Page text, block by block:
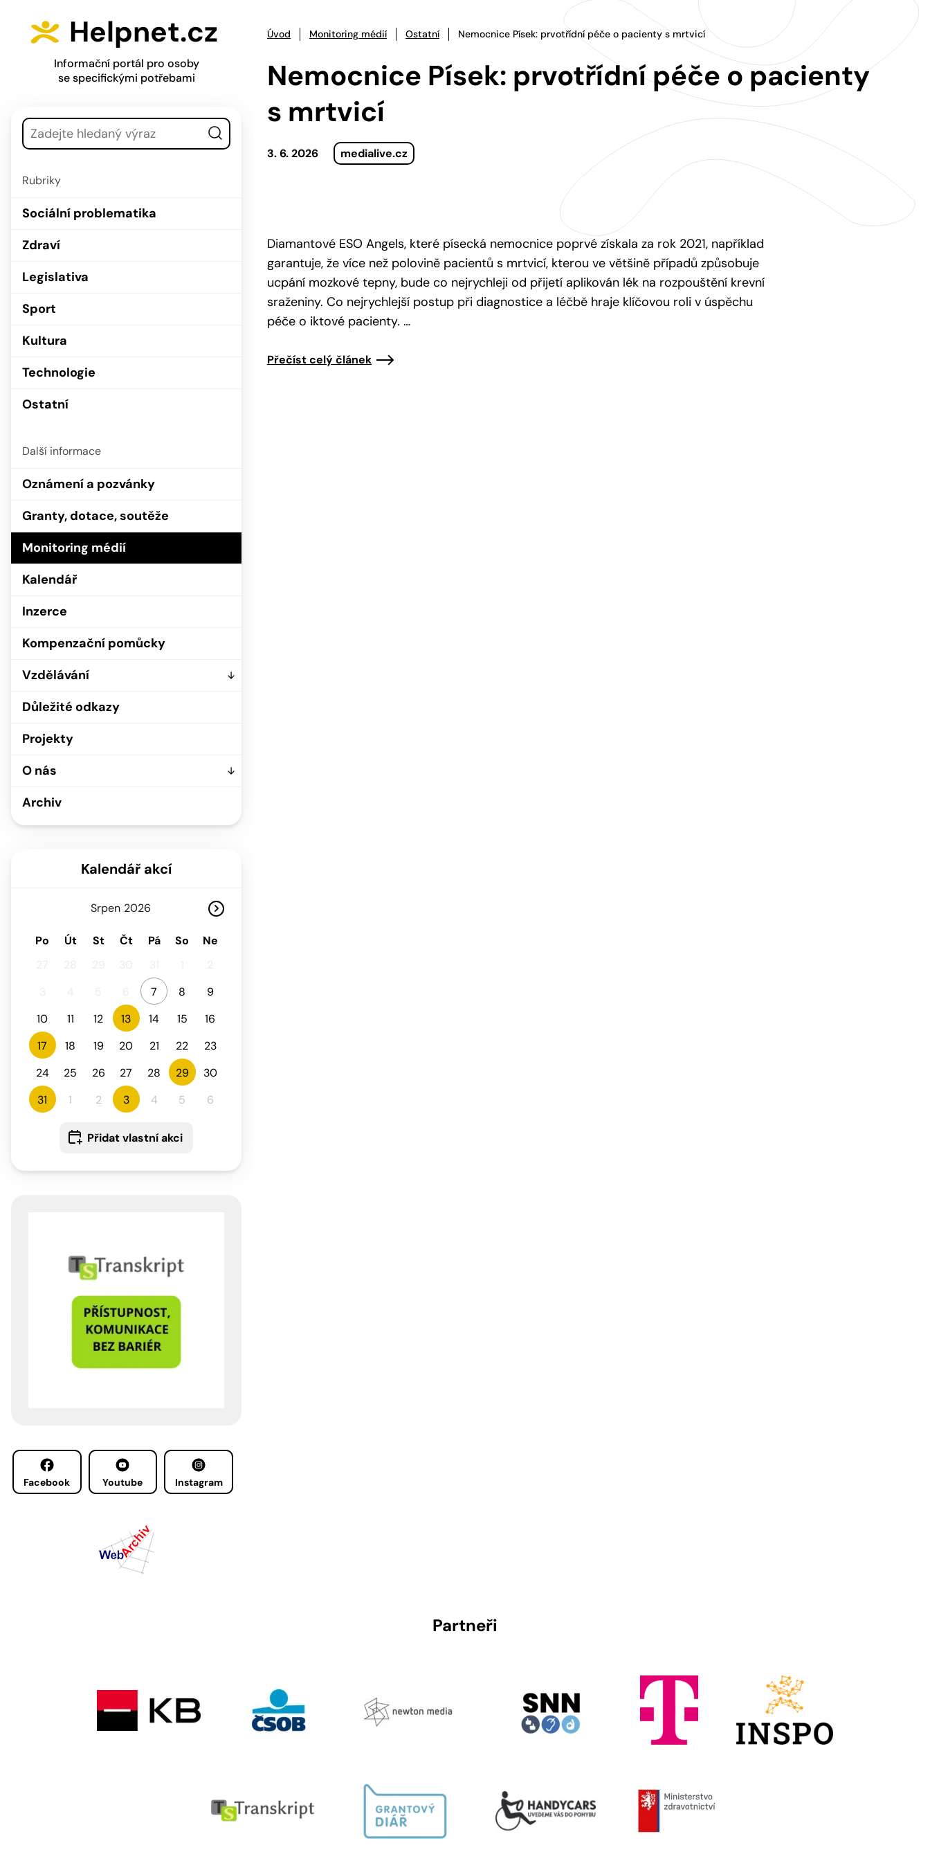
Helpnet.cz
Informační portál pro osoby
se specifickými potřebami
Rubriky
Sociální problematika
Zdraví
Legislativa
Sport
Kultura
Technologie
Ostatní
Další informace
Oznámení a pozvánky
Granty, dotace, soutěže
Monitoring médií
Kalendář
Inzerce
Kompenzační pomůcky
Vzdělávání
Důležité odkazy
Projekty
O nás
Archiv
Kalendář akcí
Srpen
Po Út St Čt Pá So
Ne
7 8
9
10
11 12 13 14 15
16
17
18 19 20 21 22
23
24
25 26 27 28 29
30
31
1 2 3 4 5 6
Přidat vlastní akci
Facebook Youtube Instagram
Úvod Monitoring médií Ostatní Nemocnice Písek: prvotřídní péče o pacienty s mrtvicí
Nemocnice Písek: prvotřídní péče o pacienty
s mrtvicí
3. 6. 2026 medialive.cz
Diamantové ESO Angels, které písecká nemocnice poprvé získala za rok 2021, například
garantuje, že více než polovině pacientů s mrtvicí, kterou ve většině případů způsobuje
ucpání mozkové tepny, bude co nejrychleji od přijetí aplikován lék na rozpouštění krevní
sraženiny. Co nejrychlejší postup při diagnostice a léčbě hraje klíčovou roli v úspěchu
péče o iktové pacienty. …
Přečíst celý článek
Partneři